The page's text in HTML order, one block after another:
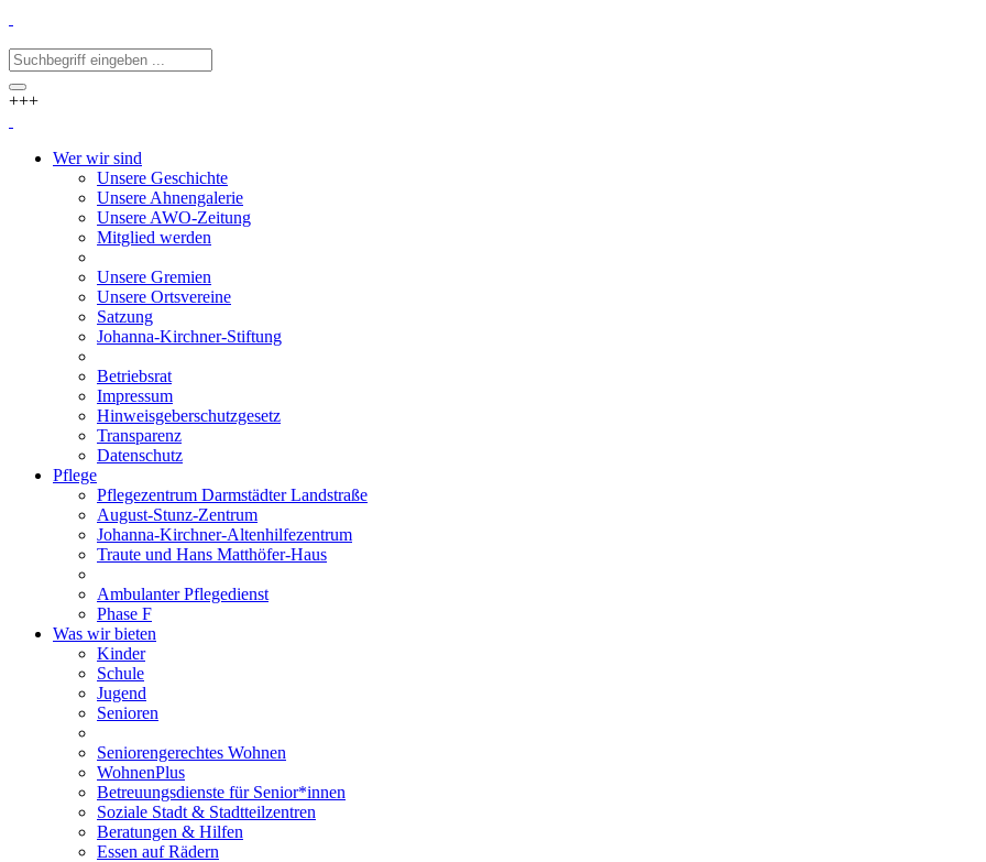
+++
Wer wir sind
Unsere Geschichte
Unsere Ahnengalerie
Unsere AWO-Zeitung
Mitglied werden
Unsere Gremien
Unsere Ortsvereine
Satzung
Johanna-Kirchner-Stiftung
Betriebsrat
Impressum
Hinweisgeberschutzgesetz
Transparenz
Datenschutz
Pflege
Pflegezentrum Darmstädter Landstraße
August-Stunz-Zentrum
Johanna-Kirchner-Altenhilfezentrum
Traute und Hans Matthöfer-Haus
Ambulanter Pflegedienst
Phase F
Was wir bieten
Kinder
Schule
Jugend
Senioren
Seniorengerechtes Wohnen
WohnenPlus
Betreuungsdienste für Senior*innen
Soziale Stadt & Stadtteilzentren
Beratungen & Hilfen
Essen auf Rädern